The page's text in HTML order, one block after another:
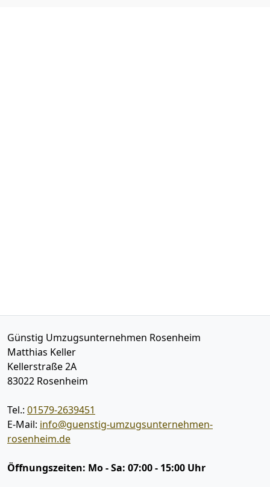
Günstig Umzugsunternehmen Rosenheim
Matthias Keller
Kellerstraße 2A
83022 Rosenheim
Tel.: 01579-2639451
E-Mail: info@guenstig-umzugsunternehmen-
rosenheim.de
Öffnungszeiten: Mo - Sa: 07:00 - 15:00 Uhr